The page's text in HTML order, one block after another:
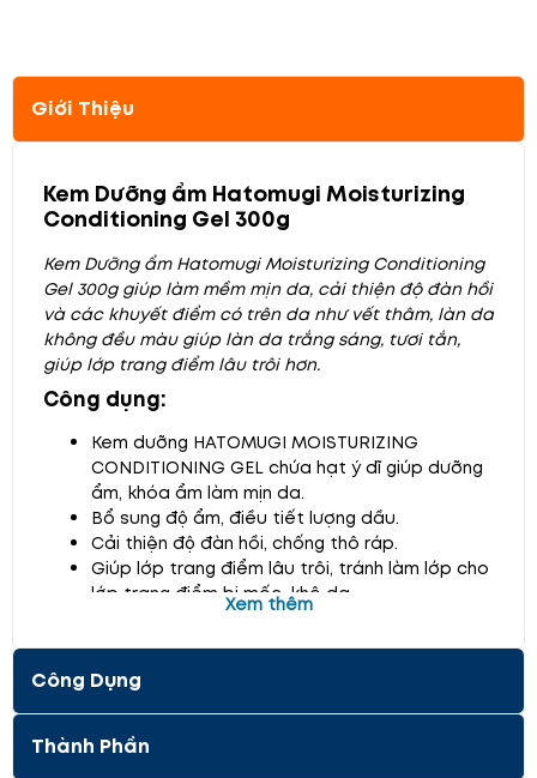
Giới Thiệu
Kem Dưỡng ẩm Hatomugi Moisturizing
Conditioning Gel 300g
Kem Dưỡng ẩm Hatomugi Moisturizing Conditioning
Gel 300g giúp làm mềm mịn da, cải thiện độ đàn hồi
và các khuyết điểm có trên da như vết thâm, làn da
không đều màu giúp làn da trắng sáng, tươi tắn,
giúp lớp trang điểm lâu trôi hơn.
Công dụng:
Kem dưỡng HATOMUGI MOISTURIZING
CONDITIONING GEL chứa hạt ý dĩ giúp dưỡng
ẩm, khóa ẩm làm mịn da.
Bổ sung độ ẩm, điều tiết lượng dầu.
Cải thiện độ đàn hồi, chống thô ráp.
Giúp lớp trang điểm lâu trôi, tránh làm lớp cho
lớp trang điểm bị mốc, khô da.
Sản phẩm chiết xuất từ thành phần thiên nhiên
dịu nhẹ nên không gây kích ứng, phù hợp với
da nhạy cảm.
Thẩm thấu nhanh, nuôi dưỡng da khỏe mạnh
từ sâu bên trong giúp phục hồi da sau tổn
thương.
Xem thêm
Công Dụng
Thành Phần